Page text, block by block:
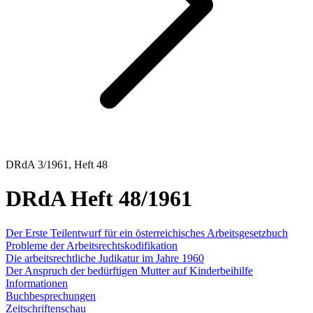
DRdA 3/1961, Heft 48
DRdA Heft 48/1961
Der Erste Teilentwurf für ein österreichisches Arbeitsgesetzbuch
Probleme der Arbeitsrechtskodifikation
Die arbeitsrechtliche Judikatur im Jahre 1960
Der Anspruch der bedürftigen Mutter auf Kinderbeihilfe
Informationen
Buchbesprechungen
Zeitschriftenschau